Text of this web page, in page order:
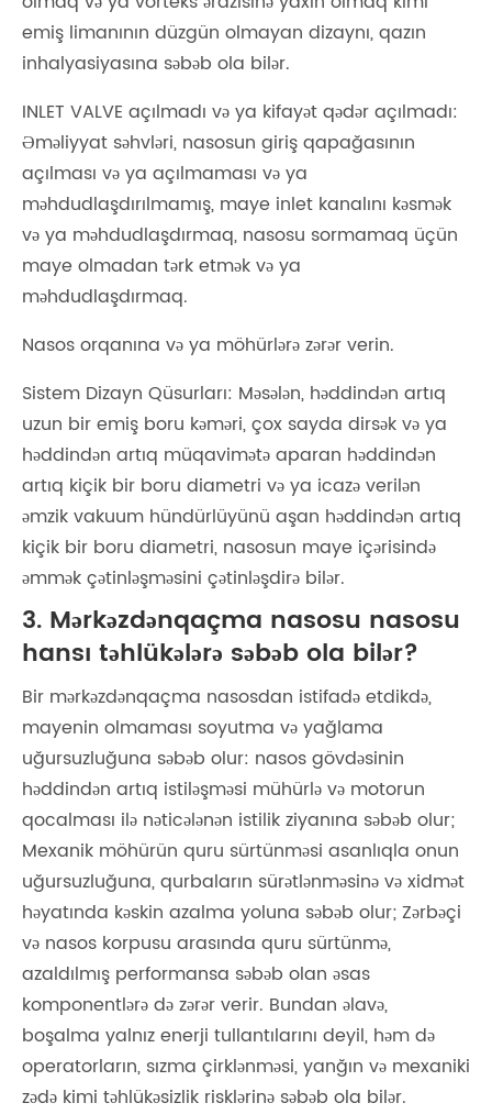
emiş limanının düzgün olmayan dizaynı, qazın
inhalyasiyasına səbəb ola bilər.
INLET VALVE açılmadı və ya kifayət qədər açılmadı:
Əməliyyat səhvləri, nasosun giriş qapağasının
açılması və ya açılmaması və ya
məhdudlaşdırılmamış, maye inlet kanalını kəsmək
və ya məhdudlaşdırmaq, nasosu sormamaq üçün
maye olmadan tərk etmək və ya
məhdudlaşdırmaq.
Nasos orqanına və ya möhürlərə zərər verin.
Sistem Dizayn Qüsurları: Məsələn, həddindən artıq
uzun bir emiş boru kəməri, çox sayda dirsək və ya
həddindən artıq müqavimətə aparan həddindən
artıq kiçik bir boru diametri və ya icazə verilən
əmzik vakuum hündürlüyünü aşan həddindən artıq
kiçik bir boru diametri, nasosun maye içərisində
əmmək çətinləşməsini çətinləşdirə bilər.
3. Mərkəzdənqaçma nasosu nasosu
hansı təhlükələrə səbəb ola bilər?
Bir mərkəzdənqaçma nasosdan istifadə etdikdə,
mayenin olmaması soyutma və yağlama
uğursuzluğuna səbəb olur: nasos gövdəsinin
həddindən artıq istiləşməsi mühürlə və motorun
qocalması ilə nəticələnən istilik ziyanına səbəb olur;
Mexanik möhürün quru sürtünməsi asanlıqla onun
uğursuzluğuna, qurbaların sürətlənməsinə və xidmət
həyatında kəskin azalma yoluna səbəb olur; Zərbəçi
və nasos korpusu arasında quru sürtünmə,
azaldılmış performansa səbəb olan əsas
komponentlərə də zərər verir. Bundan əlavə,
boşalma yalnız enerji tullantılarını deyil, həm də
operatorların, sızma çirklənməsi, yanğın və mexaniki
zədə kimi təhlükəsizlik risklərinə səbəb ola bilər.